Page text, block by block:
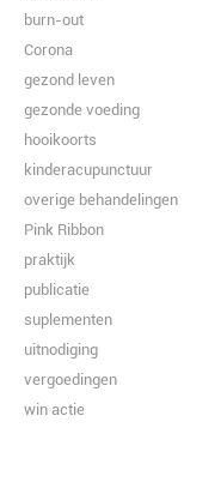
burn-out
Corona
gezond leven
gezonde voeding
hooikoorts
kinderacupunctuur
overige behandelingen
Pink Ribbon
praktijk
publicatie
suplementen
uitnodiging
vergoedingen
win actie